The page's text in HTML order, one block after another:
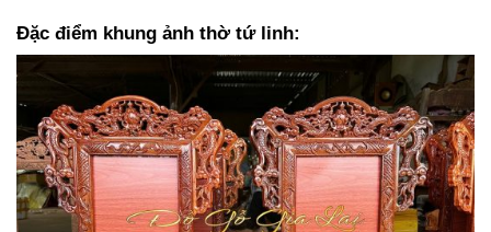
Đặc điểm khung ảnh thờ tứ linh: